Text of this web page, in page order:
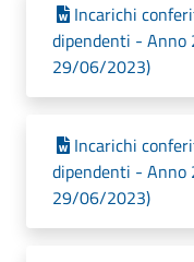
Incarichi
dipendenti - Anno
29/06/2023)
Incarichi
dipendenti - Anno
29/06/2023)